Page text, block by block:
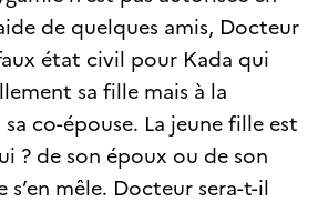
de quelques amis, Docteur
état civil pour Kada qui
sa fille mais à la
co-épouse. La jeune fille est
? de son époux ou de son
s’en mêle. Docteur sera-t-il